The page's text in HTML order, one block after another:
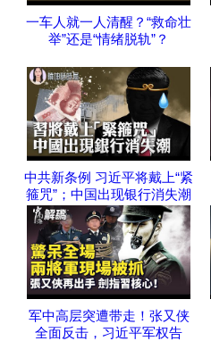
一车人就一人清醒？“救命壮
举”还是“情绪脱轨”？
中共新条例 习近平将戴上“紧
箍咒”；中国出现银行消失潮
军中高层突遭带走！张又侠
全面反击，习近平军权告